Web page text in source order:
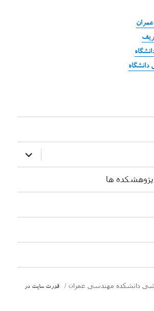
دانشگاه
بازکردن
زیرفهرست
پژوهشکده ها
دانشکده مهندسی عمران
قدرت سایت در